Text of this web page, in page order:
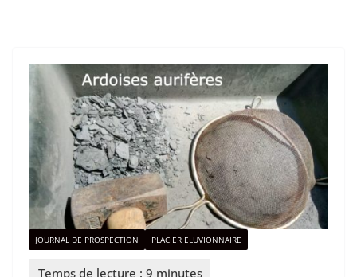
JOURNAL DE PROSPECTION PLACIER ELUVIONNAIRE